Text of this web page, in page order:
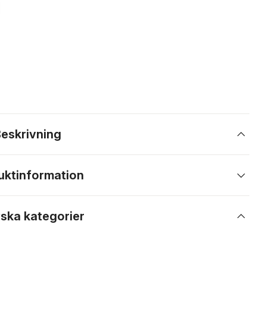
kategorier